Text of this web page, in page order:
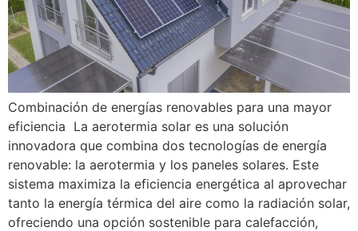
Combinación de energías renovables para una mayor
eficiencia La aerotermia solar es una solución
innovadora que combina dos tecnologías de energía
renovable: la aerotermia y los paneles solares. Este
sistema maximiza la eficiencia energética al aprovechar
tanto la energía térmica del aire como la radiación solar,
ofreciendo una opción sostenible para calefacción,